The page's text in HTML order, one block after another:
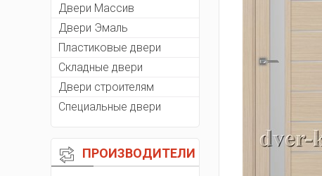
Двери Массив
Двери Эмаль
Пластиковые двери
Складные двери
Двери строителям
Специальные двери
ПРОИЗВОДИТЕЛИ